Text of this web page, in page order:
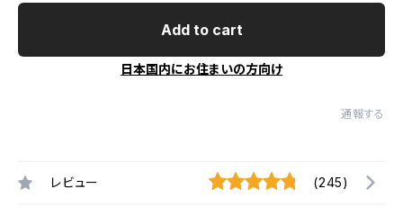
Add to cart
日本国内にお住まいの方向け
通報する
レビュー (245)